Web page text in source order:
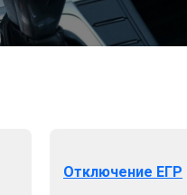
Отключение ЕГР